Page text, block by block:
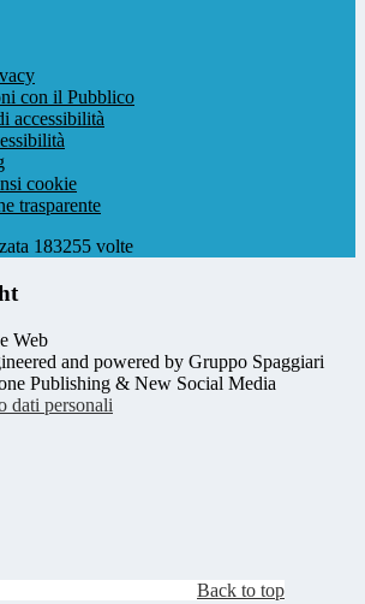
con il Pubblico
accessibilità
cookie
trasparente
183255 volte
and powered by Gruppo Spaggiari
Publishing & New Social Media
dati personali
Back to top